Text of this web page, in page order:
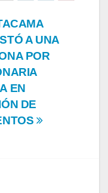
A UNA
POR
EN
DE